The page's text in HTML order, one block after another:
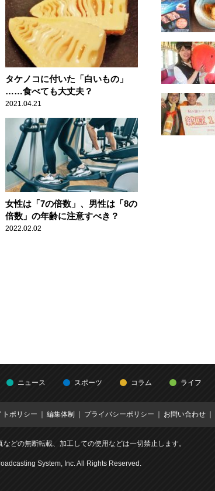
タケノコに付いた「白いもの」
……食べても大丈夫？
2021.04.21
女性は「7の倍数」、男性は「8の
倍数」の年齢に注意すべき？
2022.02.02
ニュース スポーツ コラム ライフ
トポリシー 編集体制 プライバシーポリシー お問い合わせ
どの無断転載、加工しての使用などは一切禁止します。
System, Inc. All Rights Reserved.